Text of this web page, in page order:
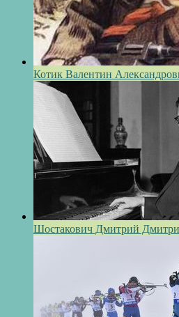
Котик Валентин
Шостакович Дмитрий